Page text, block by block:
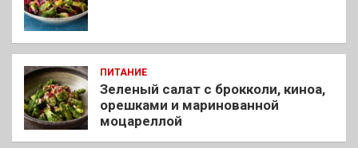
ПИТАНИЕ
Зеленый салат с брокколи, киноа,
орешками и маринованной
моцареллой